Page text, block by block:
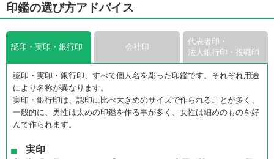
印鑑の選び方アドバイス
認印・実印・銀行印 会社印
代表者印・
法人銀行印・役職印
認印・実印・銀行印、すべて個人名を彫った印鑑です。それぞれ用途
により名称が異なります。
実印・銀行印は、認印に比べ大きめのサイズで作られることが多く、
一般的に、男性は太めの印鑑を作る事が多く、女性は細めのものを好
んで作られます。
実印